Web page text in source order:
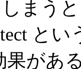
まう
とい
果があ